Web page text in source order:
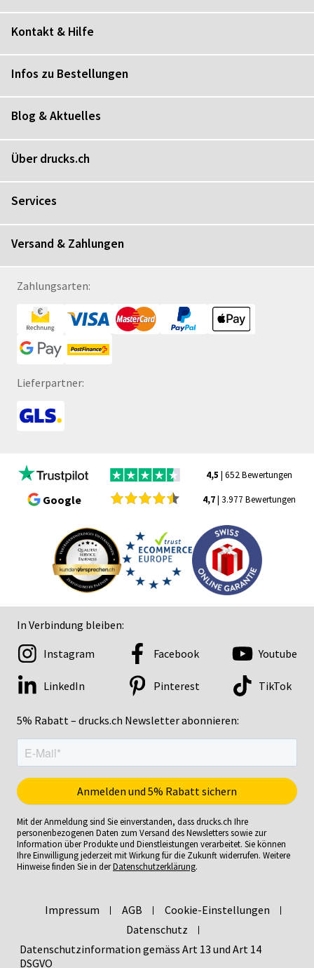
Kontakt & Hilfe
Infos zu Bestellungen
Blog & Aktuelles
Über drucks.ch
Services
Versand & Zahlungen
Zahlungsarten:
Lieferpartner:
4,5 | 652 Bewertungen
Google 4,7| 3.977 Bewertungen
In Verbindung bleiben:
5% Rabatt – drucks.ch Newsletter abonnieren:
Instagram Facebook Youtube
LinkedIn Pinterest TikTok
Mit der Anmeldung sind Sie einverstanden, dass drucks.ch Ihre
personenbezogenen Daten zum Versand des Newsletters sowie zur
Information über Produkte und Dienstleistungen verarbeitet. Sie können
Ihre Einwilligung jederzeit mit Wirkung für die Zukunft widerrufen. Weitere
Hinweise finden Sie in derDatenschutzerklärung.
Impressum AGB
Cookie-Einstellungen
Datenschutz
Datenschutzinformation gemäss Art 13 und Art 14
DSGVO